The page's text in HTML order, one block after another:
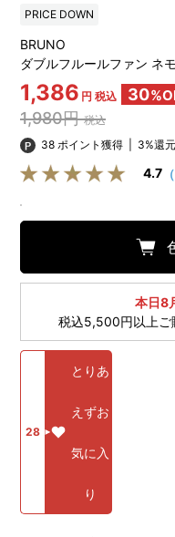
PRICE DOWN
BRUNO
ダブルフルールファン ネ
1,386 円 税込 30
1,980円税込
38 ポイント獲得
3%還元
4.7
本日8
税込5,500円以上ご
28
とりあ
えずお
気に入
り